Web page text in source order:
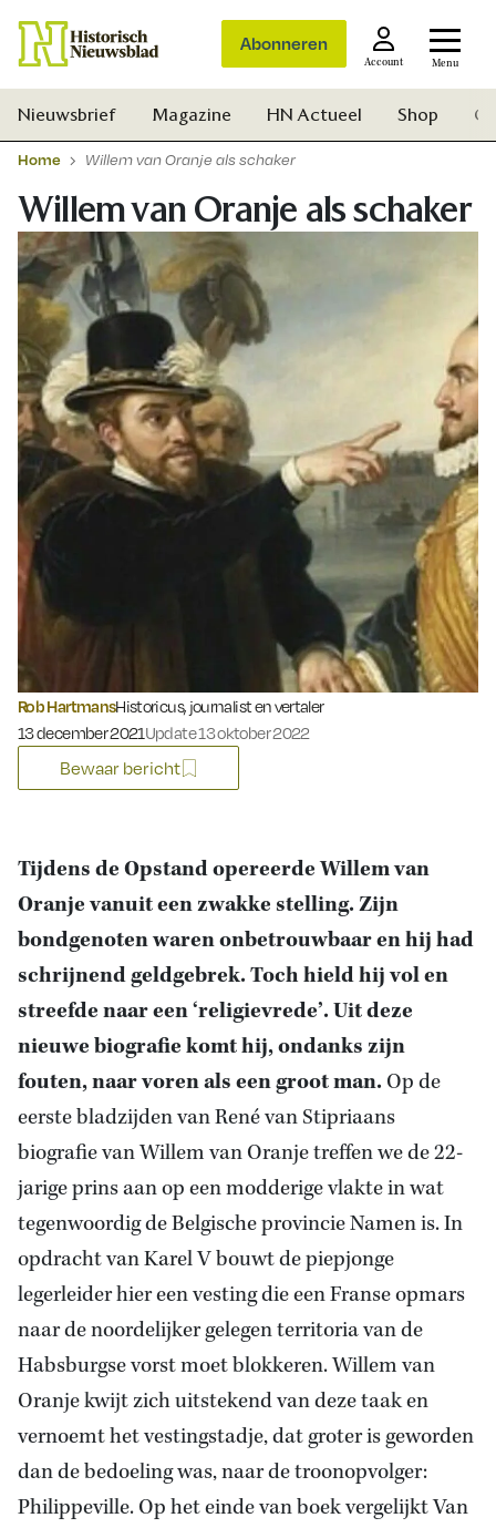
Abonneren
Account Menu
Zoek
Nieuwsbrief Magazine HN Actueel Shop
Home Willem van Oranje als schaker
Willem van Oranje als schaker
Rob HartmansHistoricus, journalist en vertaler
Gepubliceerd op:
13 december 2021Update 13 oktober 2022
Bewaar bericht
Tijdens de Opstand opereerde Willem van
Oranje vanuit een zwakke stelling. Zijn
bondgenoten waren onbetrouwbaar en hij had
schrijnend geldgebrek. Toch hield hij vol en
streefde naar een ‘religievrede’. Uit deze
nieuwe biografie komt hij, ondanks zijn
fouten, naar voren als een groot man. Op de
eerste bladzijden van René van Stipriaans
biografie van Willem van Oranje treffen we de 22-
jarige prins aan op een modderige vlakte in wat
tegenwoordig de Belgische provincie Namen is. In
opdracht van Karel V bouwt de piepjonge
legerleider hier een vesting die een Franse opmars
naar de noordelijker gelegen territoria van de
Habsburgse vorst moet blokkeren. Willem van
Oranje kwijt zich uitstekend van deze taak en
vernoemt het vestingstadje, dat groter is geworden
dan de bedoeling was, naar de troonopvolger:
Philippeville. Op het einde van boek vergelijkt Van